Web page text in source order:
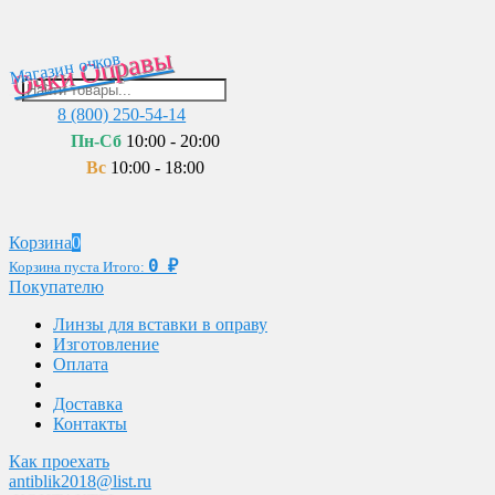
Очки Оправы
Магазин очков
8 (800) 250-54-14
Пн-Сб 10:00 - 20:00
Вс 10:00 - 18:00
Корзина0
Корзина пуста Итого: 0 ₽
Покупателю
Линзы для вставки в оправу
Изготовление
Оплата
Доставка
Контакты
Как проехать
antiblik2018@list.ru